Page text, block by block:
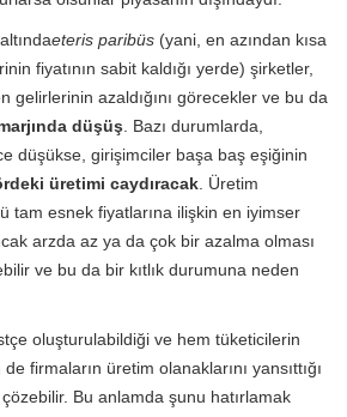
eteris paribüs (yani, en azından kısa
fiyatının sabit kaldığı yerde) şirketler,
gelirlerinin azaldığını görecekler ve bu da
​​düşüş . Bazı durumlarda,
düşükse, girişimciler başa baş eşiğinin
üretimi caydıracak . Üretim
tam esnek fiyatlarına ilişkin en iyimser
arzda az ya da çok bir azalma olması
ve bu da bir kıtlık durumuna neden
oluşturulabildiği ve hem tüketicilerin
firmaların üretim olanaklarını yansıttığı
Bu anlamda şunu hatırlamak